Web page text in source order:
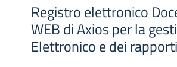
Registro elettronico
WEB di Axios per la
Elettronico e dei